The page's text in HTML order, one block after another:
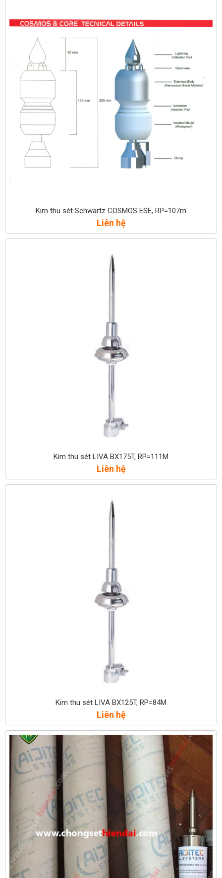
Kim thu sét Schwartz COSMOS ESE, RP=107m
Liên hệ
Kim thu sét LIVA BX175T, RP=111M
Liên hệ
Kim thu sét LIVA BX125T, RP=84M
Liên hệ